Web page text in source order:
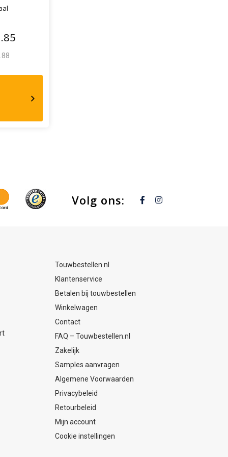
Volg ons:
Touwbestellen.nl
Klantenservice
Betalen bij touwbestellen
Winkelwagen
Contact
FAQ – Touwbestellen.nl
Zakelijk
Samples aanvragen
Algemene Voorwaarden
Privacybeleid
Retourbeleid
Mijn account
Cookie instellingen